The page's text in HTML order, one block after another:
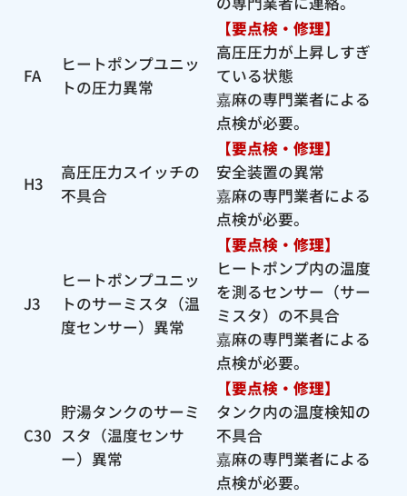
FA
ヒートポンプユニッ
トの圧力異常
【要点検・修理】
高圧圧力が上昇しすぎ
ている状態
嘉麻の専門業者による
点検が必要。
H3
高圧圧力スイッチの
不具合
【要点検・修理】
安全装置の異常
嘉麻の専門業者による
点検が必要。
J3
ヒートポンプユニッ
トのサーミスタ（温
度センサー）異常
【要点検・修理】
ヒートポンプ内の温度
を測るセンサー（サー
ミスタ）の不具合
嘉麻の専門業者による
点検が必要。
C30
貯湯タンクのサーミ
スタ（温度センサ
ー）異常
【要点検・修理】
タンク内の温度検知の
不具合
嘉麻の専門業者による
点検が必要。